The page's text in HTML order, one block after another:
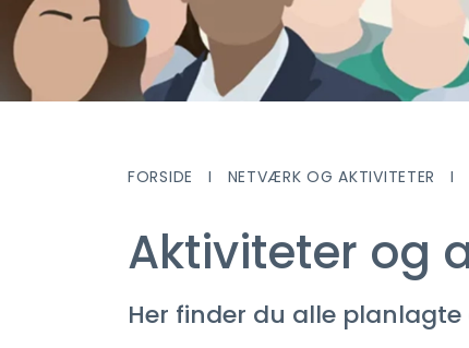
FORSIDE NETVÆRK OG AKTIVITETER
Aktiviteter og
Her finder du alle